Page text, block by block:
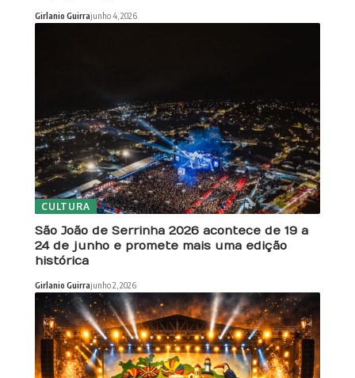
Girlanio Guirrajunho 4, 2026
CULTURA
São João de Serrinha 2026 acontece de 19 a
24 de junho e promete mais uma edição
histórica
Girlanio Guirrajunho 2, 2026